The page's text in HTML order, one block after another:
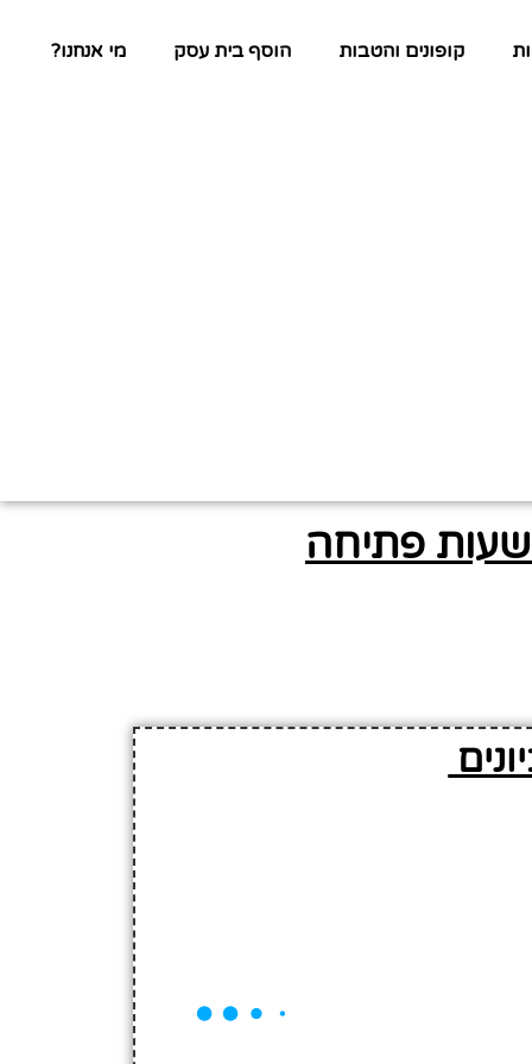
קופונים והטבות הוסף בית עסק מי אנחנו?
שעות פתיחה